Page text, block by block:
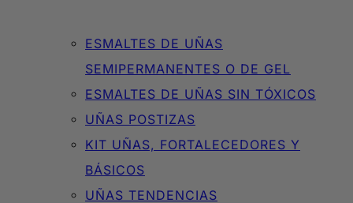
ESMALTES DE UÑAS
SEMIPERMANENTES O DE GEL
ESMALTES DE UÑAS SIN TÓXICOS
UÑAS POSTIZAS
KIT UÑAS, FORTALECEDORES Y
BÁSICOS
UÑAS TENDENCIAS